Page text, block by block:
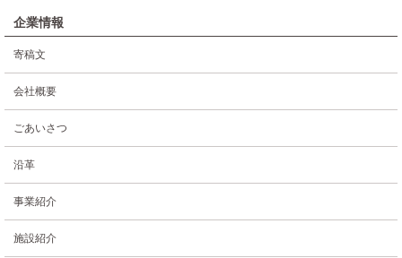
企業情報
寄稿文
会社概要
ごあいさつ
沿革
事業紹介
施設紹介